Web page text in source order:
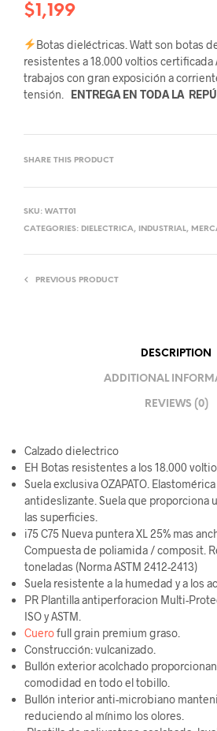
$1,199
Botas dieléctricas. Watt son botas
resistentes a 18.000 voltios certificada
trabajos con gran exposición a
tensión.
ENTREGA EN TODA LA
SHARE THIS PRODUCT
SKU: WATT01
CATEGORIES: DIELECTRICA, INDUSTRIAL,
PREVIOUS PRODUCT
DESCRIPTION
ADDITIONAL
REVIEWS (0)
Calzado dielectrico
EH Botas resistentes a los 18.000
Suela exclusiva OZAPATO.
antideslizante. Suela que proporciona
las superficies.
i75 C75 Nueva puntera XL 25% mas
Compuesta de poliamida / composit.
toneladas (Norma ASTM 2412-2413)
Suela resistente a la humedad y a los
PR Plantilla antiperforacion Multi-
ISO y ASTM.
Cuerofull grain premium graso.
Construcción: vulcanizado.
Bullón exterior acolchado
comodidad en todo el tobillo.
Bullón interior anti-microbiano
reduciendo al mínimo los olores.